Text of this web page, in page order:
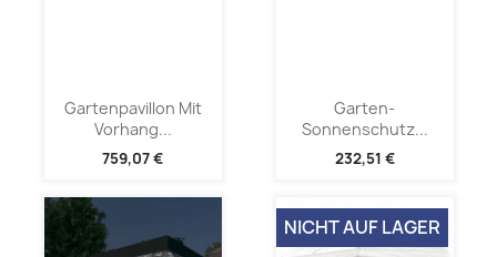
Gartenpavillon Mit
Vorhang...
759,07 €
Garten-
Sonnenschutz...
232,51 €
NICHT AUF LAGER